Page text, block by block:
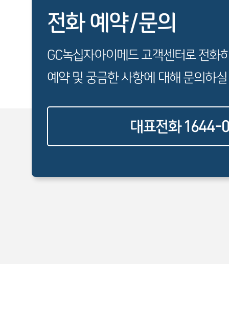
전화 예약/문의
GC녹십자아이메드 고객센터로 전화
예약 및 궁금한 사항에 대해 문의하
대표전화 1644-